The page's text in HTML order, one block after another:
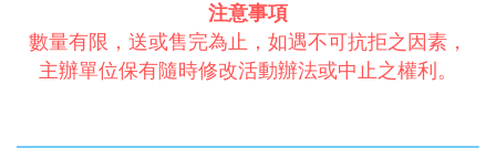
注意事項
數量有限，送或售完為止，如遇不可抗拒之因素，
主辦單位保有隨時修改活動辦法或中止之權利。